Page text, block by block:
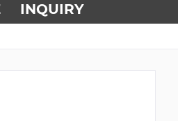
INQUIRY